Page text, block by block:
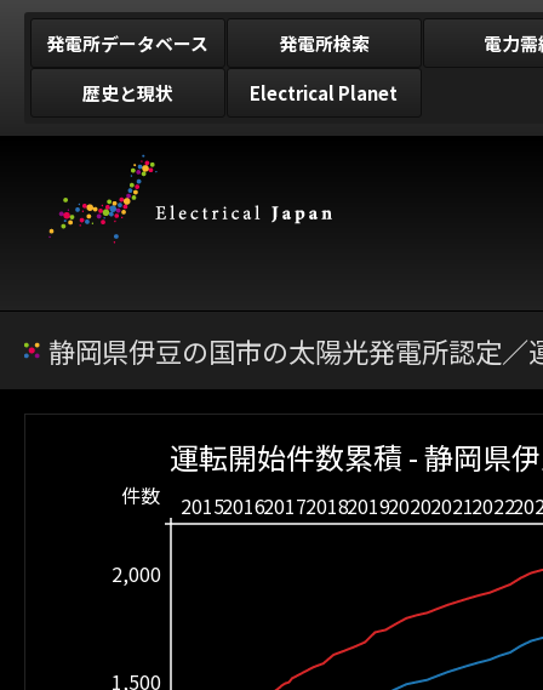
発電所データベース 発電所検索
電力需
歴史と現状
Electrical Planet
静岡県伊豆の国市の太陽光発電所認定／
20152016201720182019202020212022
1,500
2,000
件数
運転開始件数累積 - 静岡県